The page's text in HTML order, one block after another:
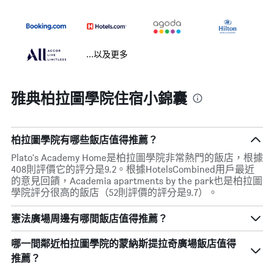
...以及更多
雅典柏拉圖學院住宿小錦囊
柏拉圖學院有哪些飯店值得推薦？
Plato's Academy Home是柏拉圖學院非常熱門的飯店，根據
408則評價它的評分是9.2。根據HotelsCombined用戶最近
的意見回饋，Academia apartments by the park也是柏拉圖
學院評分很高的飯店（52則評價的評分是9.7）。
憲法廣場周邊有哪間飯店值得推薦？
哪一間鄰近柏拉圖學院的蒙納斯提拉奇廣場飯店值得
推薦？